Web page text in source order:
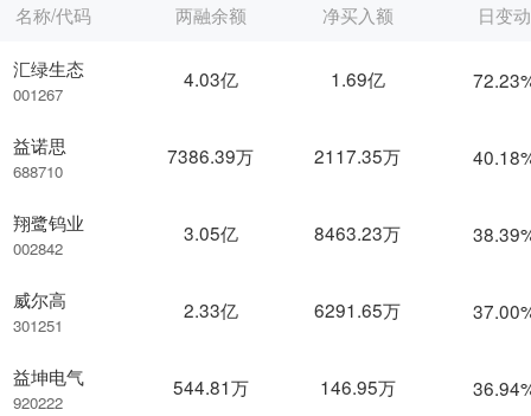
名称/代码
汇绿生态
001267
益诺思
688710
翔鹭钨业
002842
威尔高
301251
益坤电气
920222
两融余额 净买入额 日变动
4.03亿 1.69亿
7386.39万 2117.35万
3.05亿 8463.23万
2.33亿 6291.65万
544.81万 146.95万